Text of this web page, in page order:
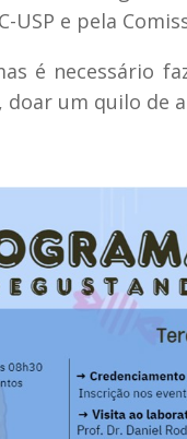
USP e pela
é necessário
doar um quilo